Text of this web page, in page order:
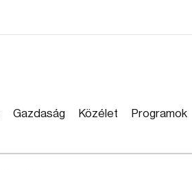
Gazdaság Közélet Programok